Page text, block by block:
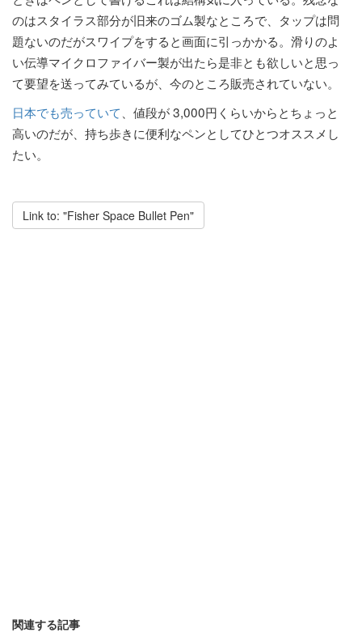
のはスタイラス部分が旧来のゴム製なところで、タップは問
題ないのだがスワイプをすると画面に引っかかる。滑りのよ
い伝導マイクロファイバー製が出たら是非とも欲しいと思っ
て要望を送ってみているが、今のところ販売されていない。
日本でも売っていて、値段が 3,000円くらいからとちょっと
高いのだが、持ち歩きに便利なペンとしてひとつオススメし
たい。
Link to: "Fisher Space Bullet Pen"
関連する記事